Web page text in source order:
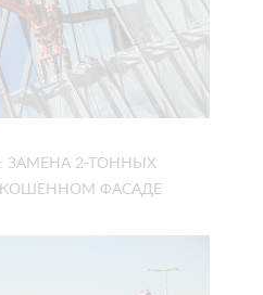
ЗАМЕНА 2-ТОННЫХ
ФАСАДЕ